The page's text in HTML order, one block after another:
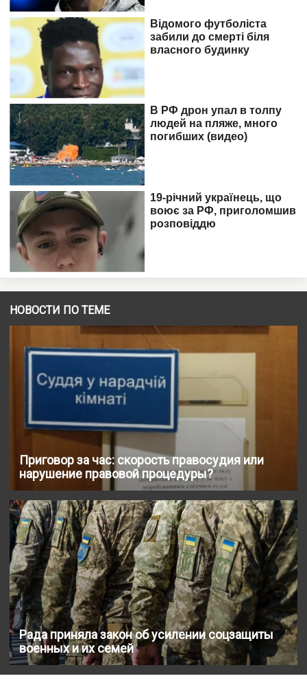
НОВОСТИ ПО ТЕМЕ
Приговор за час: скорость правосудия или
нарушение правовой процедуры?
Рада приняла закон об усилении соцзащиты
военных и их семей